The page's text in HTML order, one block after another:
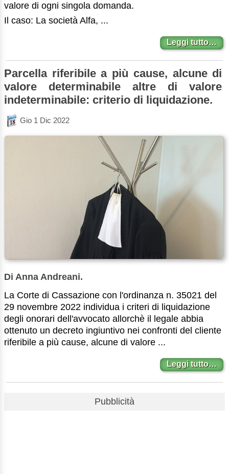
valore di ogni singola domanda.
Il caso: La società Alfa, ...
Leggi tutto…
Parcella riferibile a più cause, alcune di
valore determinabile altre di valore
indeterminabile: criterio di liquidazione.
Gio 1 Dic 2022
Di Anna Andreani.
La Corte di Cassazione con l'ordinanza n. 35021 del
29 novembre 2022 individua i criteri di liquidazione
degli onorari dell'avvocato allorchè il legale abbia
ottenuto un decreto ingiuntivo nei confronti del cliente
riferibile a più cause, alcune di valore ...
Leggi tutto…
Pubblicità